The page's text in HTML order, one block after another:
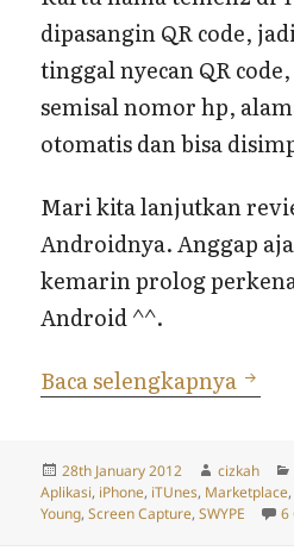
dipasangin QR code,
tinggal nyecan QR
semisal nomor hp,
otomatis dan bisa
Mari kita lanjutkan
Androidnya. Anggap
kemarin prolog
Android ^^.
Baca selengkapnya
Posted
on
28th January 2012 Author
cizkah
Aplikasi, iPhone, iTUnes, Marketplace,
Young,Screen Capture,SWYPE 6